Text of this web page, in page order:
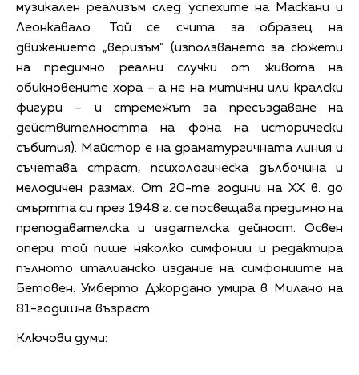
музикален реализъм след успехите на Маскани и
Леонкавало. Той се счита за образец на
движението „веризъм” (използването за сюжети
на предимно реални случки от живота на
обикновените хора – а не на митични или кралски
фигури – и стремежът за пресъздаване на
действителността на фона на исторически
събития). Майстор е на драматургичната линия и
съчетава страст, психологическа дълбочина и
мелодичен размах. От 20-те години на XX в. до
смъртта си през 1948 г. се посвещава предимно на
преподавателска и издателска дейност. Освен
опери той пише няколко симфонии и редактира
пълното италианско издание на симфониите на
Бетовен. Умберто Джордано умира в Милано на
81-годишна възраст.
Ключови думи: